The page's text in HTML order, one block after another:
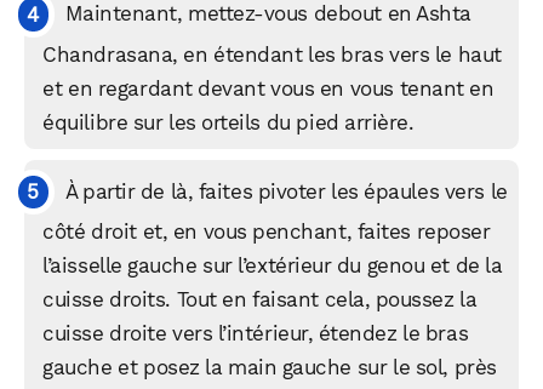
Maintenant, mettez-vous debout en Ashta
Chandrasana, en étendant les bras vers le haut
et en regardant devant vous en vous tenant en
équilibre sur les orteils du pied arrière.
À partir de là, faites pivoter les épaules vers le
côté droit et, en vous penchant, faites reposer
l’aisselle gauche sur l’extérieur du genou et de la
cuisse droits. Tout en faisant cela, poussez la
cuisse droite vers l’intérieur, étendez le bras
gauche et posez la main gauche sur le sol, près